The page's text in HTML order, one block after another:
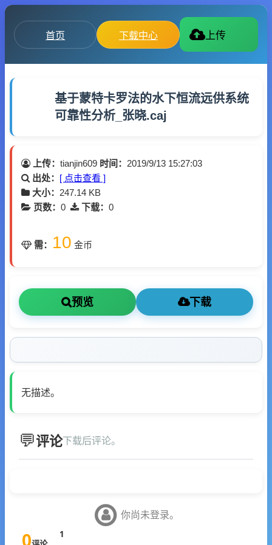
首页 下载中心 上传
基于蒙特卡罗法的水下恒流远供系统
可靠性分析_张晓.caj
上传： tianjin609 时间： 2019/9/13 15:27:03
出处： [ 点击查看 ]
大小： 247.14 KB
页数： 0 下载： 0
需： 10 金币
预览 下载
无描述。
评论下载后评论。
你尚未登录。
0 1